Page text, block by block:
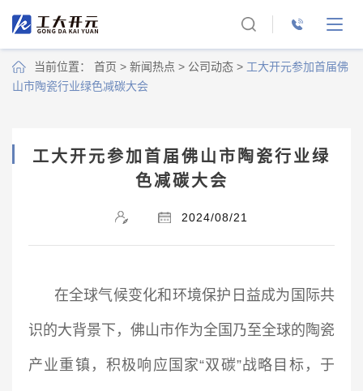
当前位置： 首页 > 新闻热点 > 公司动态 > 工大开元参加首届佛
山市陶瓷行业绿色减碳大会
工大开元参加首届佛山市陶瓷行业绿
色减碳大会
2024/08/21
在全球气候变化和环境保护日益成为国际共
识的大背景下，佛山市作为全国乃至全球的陶瓷
产业重镇，积极响应国家“双碳”战略目标，于